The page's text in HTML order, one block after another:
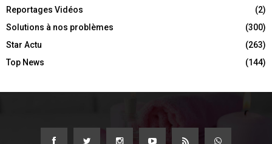
Reportages Vidéos
(2)
Solutions à nos problèmes
(300)
Star Actu
(263)
Top News
(144)